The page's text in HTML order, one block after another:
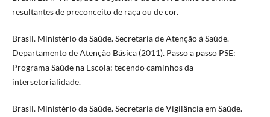
resultantes de preconceito de raça ou de cor.
Brasil. Ministério da Saúde. Secretaria de Atenção à Saúde.
Departamento de Atenção Básica (2011). Passo a passo PSE:
Programa Saúde na Escola: tecendo caminhos da
intersetorialidade.
Brasil. Ministério da Saúde. Secretaria de Vigilância em Saúde.